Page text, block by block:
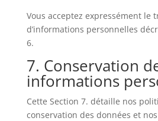
Vous acceptez expressément le
d’informations personnelles
6.
7. Conservation
informations
Cette Section 7. détaille nos
conservation des données et